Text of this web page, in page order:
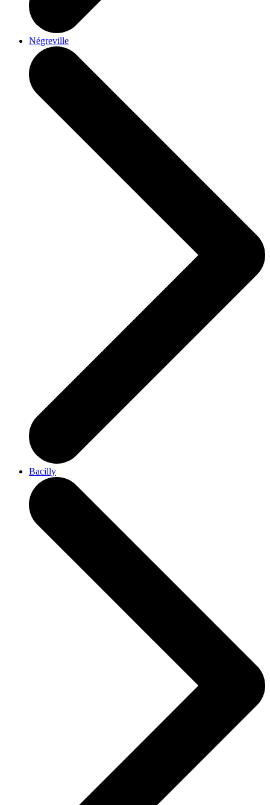
Négreville
Bacilly